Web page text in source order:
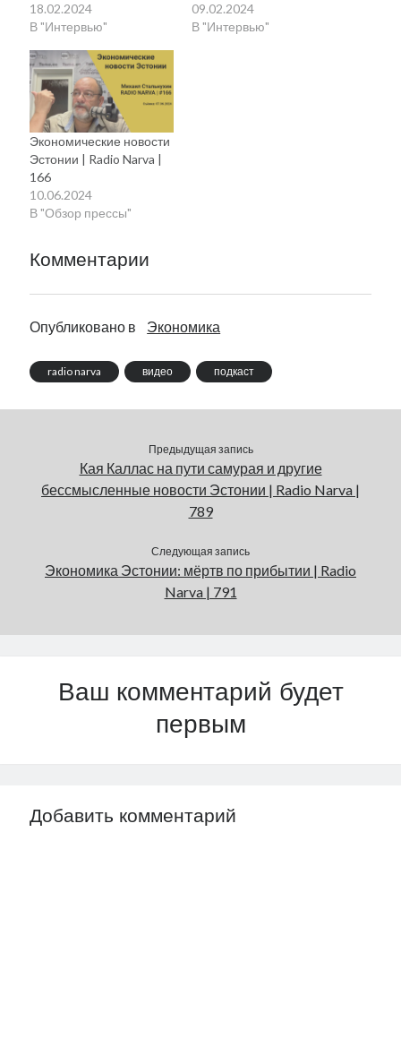
18.02.2024
В "Интервью"
09.02.2024
В "Интервью"
Экономические новости
Эстонии | Radio Narva |
166
10.06.2024
В "Обзор прессы"
Комментарии
Опубликовано в Экономика
radio narva видео подкаст
Предыдущая запись
Кая Каллас на пути самурая и другие
бессмысленные новости Эстонии | Radio Narva |
789
Следующая запись
Экономика Эстонии: мёртв по прибытии | Radio
Narva | 791
Ваш комментарий будет
первым
Добавить комментарий